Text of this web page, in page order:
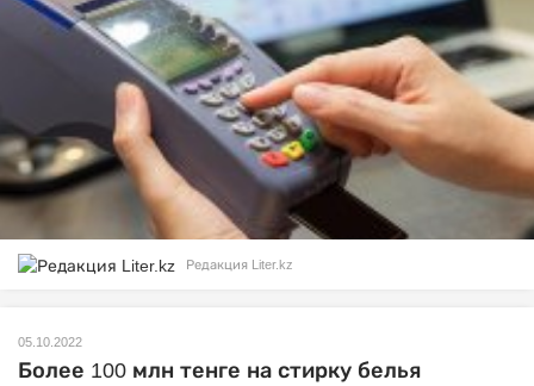
Редакция Liter.kz
05.10.2022
Более 100 млн тенге на стирку белья